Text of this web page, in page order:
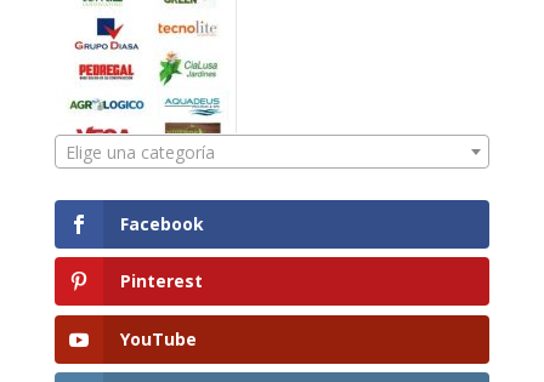
Elige una categoría
Facebook
Pinterest
YouTube